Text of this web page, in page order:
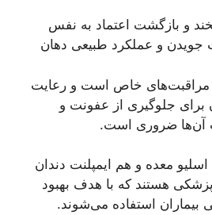
و بازگشت اعتماد به نفس
جویدن و عملکرد طبیعی دهان
مراقبت‌های خاص است و رعایت
برای جلوگیری از عفونت و
آن‌ها ضروری است.
معده و هم ایمپلنت دندان
هستند که با هدف بهبود
بیماران استفاده می‌شوند.